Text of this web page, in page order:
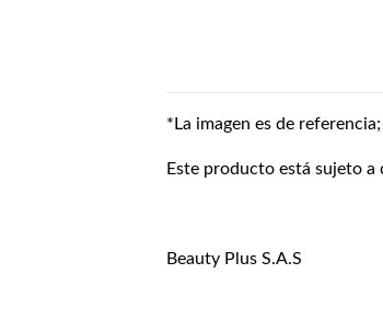
*La imagen es de
Este producto está sujeto
Beauty Plus S.A.S